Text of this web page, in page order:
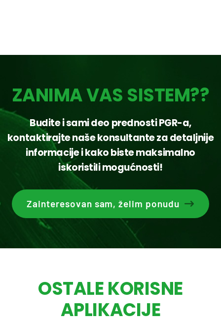
ZANIMA VAS SISTEM??
Budite i sami deo prednosti PGR-a,
kontaktirajte naše konsultante za detaljnije
informacije i kako biste maksimalno
iskoristili mogućnosti!
Zainteresovan sam, želim ponudu
OSTALE KORISNE
APLIKACIJE